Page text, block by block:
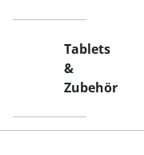
Tablets
&
Zubehör